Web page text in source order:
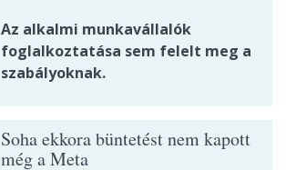
Az alkalmi munkavállalók
foglalkoztatása sem felelt meg a
szabályoknak.
Soha ekkora büntetést nem kapott
még a Meta